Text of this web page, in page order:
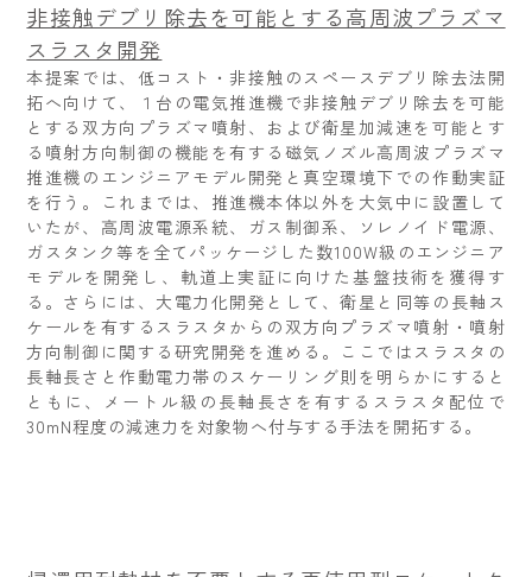
非接触デブリ除去を可能とする高周波プラズマ
スラスタ開発
本提案では、低コスト・非接触のスペースデブリ除去法開
拓へ向けて、１台の電気推進機で非接触デブリ除去を可能
とする双方向プラズマ噴射、および衛星加減速を可能とす
る噴射方向制御の機能を有する磁気ノズル高周波プラズマ
推進機のエンジニアモデル開発と真空環境下での作動実証
を行う。これまでは、推進機本体以外を大気中に設置して
いたが、高周波電源系統、ガス制御系、ソレノイド電源、
ガスタンク等を全てパッケージした数100W級のエンジニア
モデルを開発し、軌道上実証に向けた基盤技術を獲得す
る。さらには、大電力化開発として、衛星と同等の長軸ス
ケールを有するスラスタからの双方向プラズマ噴射・噴射
方向制御に関する研究開発を進める。ここではスラスタの
長軸長さと作動電力帯のスケーリング則を明らかにすると
ともに、メートル級の長軸長さを有するスラスタ配位で
30mN程度の減速力を対象物へ付与する手法を開拓する。